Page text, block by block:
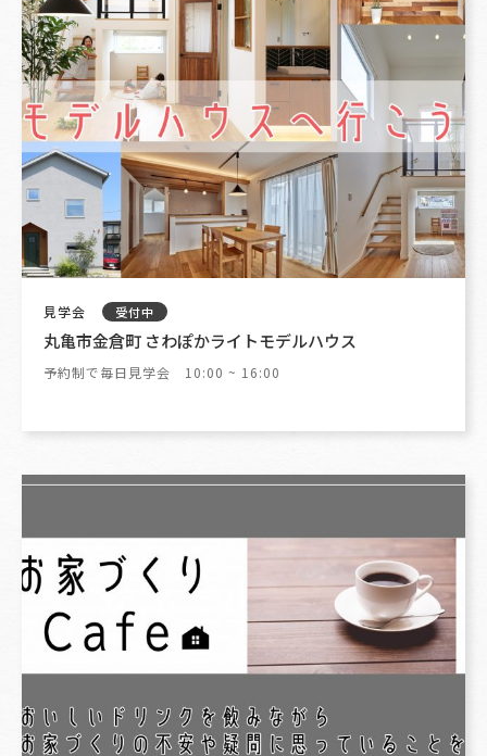
見学会 受付中
丸亀市金倉町 さわぽかライトモデルハウス
予約制で毎日見学会 10:00 ~ 16:00